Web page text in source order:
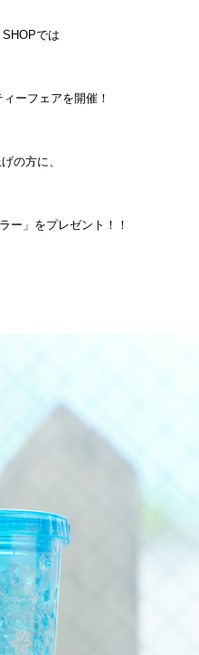
では
ーフェアを開催！
の方に、
ー」をプレゼント！！